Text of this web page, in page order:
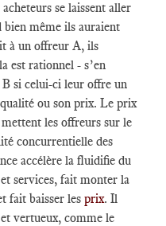
se laissent aller
même ils auraient
à un offreur A, ils
est rationnel - s’en
si celui-ci leur offre un
ou son prix. Le prix
les offreurs sur le
concurrentielle des
accélère la fluidifie du
services, fait monter la
fait baisser les prix. Il
vertueux, comme le